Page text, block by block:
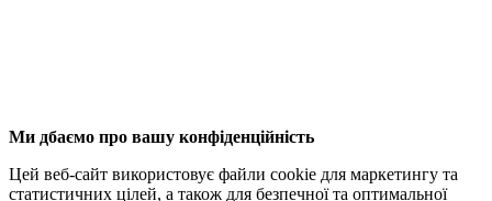
Ми дбаємо про вашу конфіденційність
Цей веб-сайт використовує файли cookie для маркетингу та
статистичних цілей, а також для безпечної та оптимальної